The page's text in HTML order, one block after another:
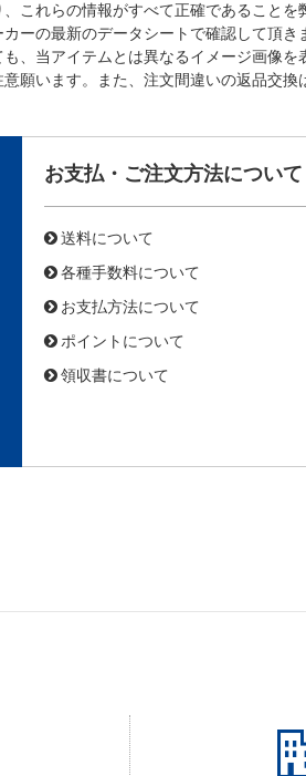
これらの情報がすべて正確であることを
ーの最新のデータシートで確認して頂き
、当アイテムとは異なるイメージ画像を
願います。また、注文間違いの返品交換
お支払・ご注文方法について
送料について
各種手数料について
お支払方法について
ポイントについて
領収書について